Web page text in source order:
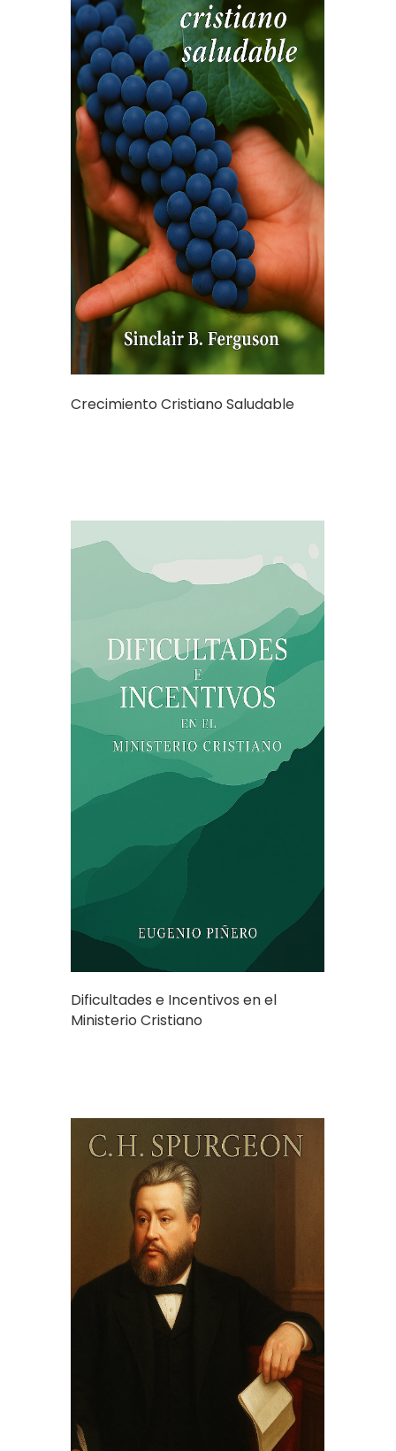
Crecimiento Cristiano Saludable
Dificultades e Incentivos en el
Ministerio Cristiano